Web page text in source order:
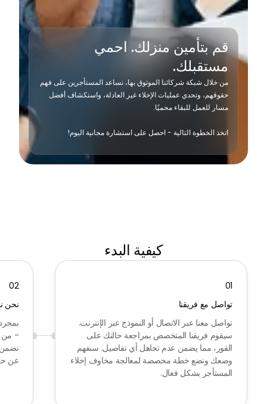
قم بتأمين منزلك. احمي
مستقبلك.
من خلال شبكة شركائنا الموثوق بها، نساعد المستأجرين على فهم
حقوقهم، وتحدي عمليات الإخلاء غير العادلة، واستكشاف أفضل
مسار للعمل للبقاء محميًا.
اتخذ الخطوة التالية - احصل على استشارة مجانية اليوم!
كيفية البدء
01
تواصل مع فريقنا
تواصل معنا عبر الاتصال أو النموذج عبر الإنترنت.
سيقوم فريقنا المتخصص بمراجعة حالتك على
الفور، مما يضمن عدم تجاهل أي تفاصيل. سنفهم
وضعك ونضع خطة مخصصة لمعالجة مخاوف إخلاء
المستأجر بشكل فعال.
02
نحن
- من
نضمن
عن